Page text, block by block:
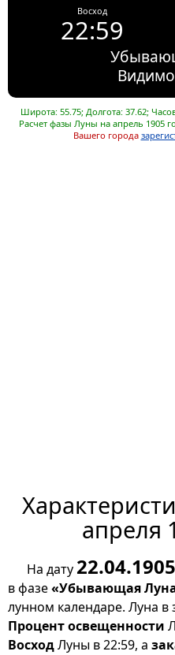
Восход
22:59
Широта: 55.75; Долгота: 37.62;
Расчет фазы Луны на апрель 1905
Вашего города
апреля
На дату 22.04.1905
в фазе«Убывающая
лунном календаре. Луна в
Процент освещенности
ВосходЛуны в 22:59, а